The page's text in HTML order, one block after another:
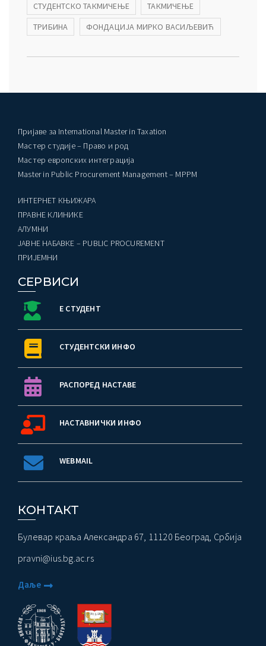
СТУДЕНТСКО ТАКМИЧЕЊЕ
ТАКМИЧЕЊЕ
ТРИБИНА
ФОНДАЦИЈА МИРКО ВАСИЉЕВИЋ
Пријаве за International Master in Taxation
Мастер студије – Право и род
Мастер европских интеграција
Master in Public Procurement Management – MPPM
ИНТЕРНЕТ КЊИЖАРА
ПРАВНЕ КЛИНИКЕ
AЛУМНИ
ЈАВНЕ НАБАВКЕ – PUBLIC PROCUREMENT
ПРИЈЕМНИ
СЕРВИСИ
Е СТУДЕНТ
СТУДЕНТСКИ ИНФО
РАСПОРЕД НАСТАВЕ
НАСТАВНИЧКИ ИНФО
WEBMAIL
КОНТАКТ
Булевар краља Александра 67, 11120 Београд, Србија
pravni@ius.bg.ac.rs
Даље